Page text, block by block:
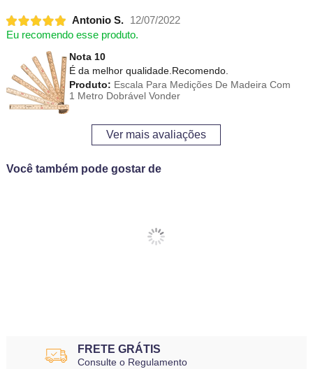
Antonio S.
12/07/2022
Eu recomendo esse produto.
Nota 10
É da melhor qualidade.Recomendo.
Produto: Escala Para Medições De Madeira Com
1 Metro Dobrável Vonder
Ver mais avaliações
Você também pode gostar de
FRETE GRÁTIS
Consulte o Regulamento